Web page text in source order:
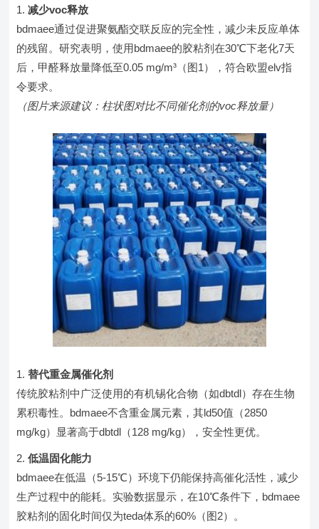
减少voc释放
bdmaee通过促进聚氨酯交联反应的完全性，减少未反应单体
的残留。研究表明，使用bdmaee的胶粘剂在30℃下老化7天
后，甲醛释放量降低至0.05 mg/m³（图1），符合欧盟elv指
令要求。
（图片来源建议：柱状图对比不同催化剂的voc释放量）
替代重金属催化剂
传统胶粘剂中广泛使用的有机锡化合物（如dbtdl）存在生物
累积毒性。bdmaee不含重金属元素，其ld50值（2850
mg/kg）显著高于dbtdl（128 mg/kg），安全性更优。
低温固化能力
bdmaee在低温（5-15℃）环境下仍能保持高催化活性，减少
生产过程中的能耗。实验数据显示，在10℃条件下，bdmaee
胶粘剂的固化时间仅为teda体系的60%（图2）。